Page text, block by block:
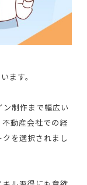
ます。
制作まで幅広い
動産会社での経
を選択されまし